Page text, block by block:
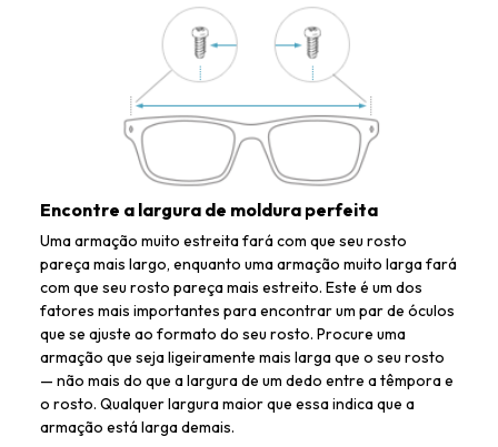
Encontre a largura de moldura perfeita
Uma armação muito estreita fará com que seu rosto
pareça mais largo, enquanto uma armação muito larga fará
com que seu rosto pareça mais estreito. Este é um dos
fatores mais importantes para encontrar um par de óculos
que se ajuste ao formato do seu rosto. Procure uma
armação que seja ligeiramente mais larga que o seu rosto
— não mais do que a largura de um dedo entre a têmpora e
o rosto. Qualquer largura maior que essa indica que a
armação está larga demais.